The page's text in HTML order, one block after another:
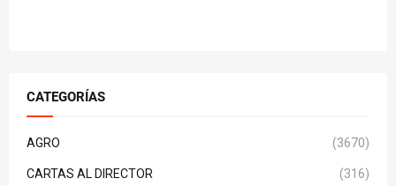
CATEGORÍAS
AGRO (3670)
CARTAS AL DIRECTOR (316)